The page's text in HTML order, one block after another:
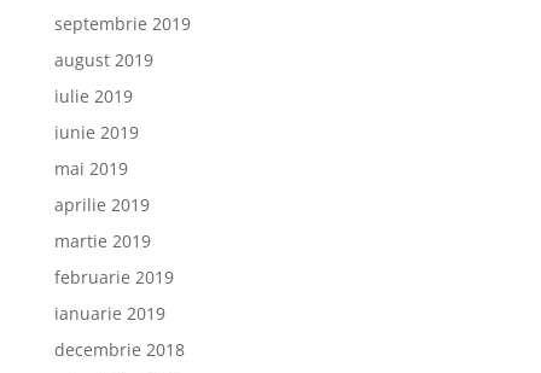
septembrie 2019
august 2019
iulie 2019
iunie 2019
mai 2019
aprilie 2019
martie 2019
februarie 2019
ianuarie 2019
decembrie 2018